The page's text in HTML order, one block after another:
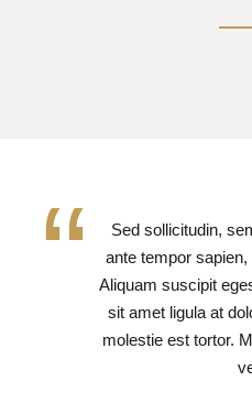
“
Sed sollicitudin,
ante tempor
Aliquam suscipit
sit amet ligula at
molestie est tortor.